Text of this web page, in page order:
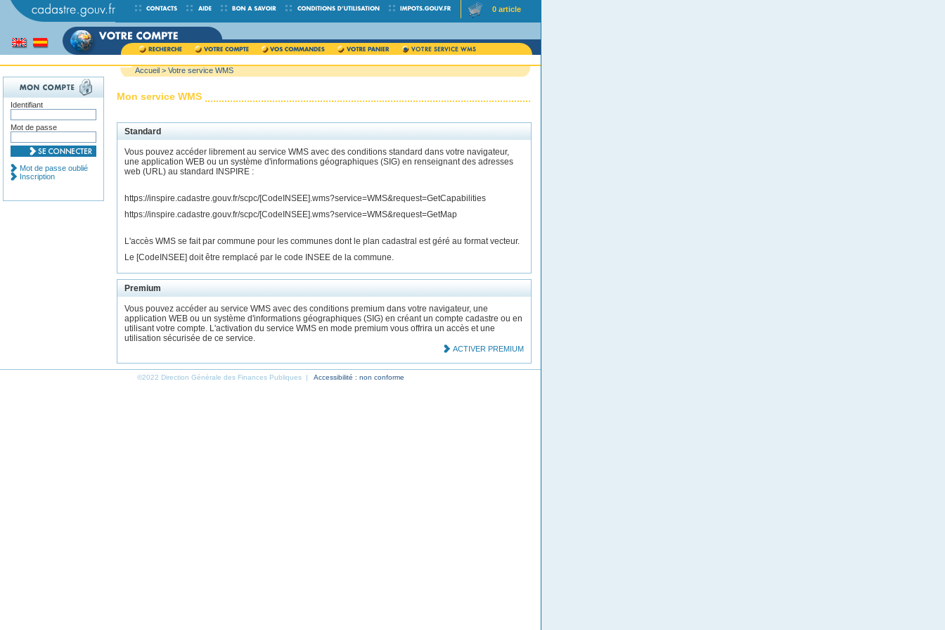
Accueil > Votre service WMS
Mon service WMS
Standard
Vous pouvez accéder librement au service WMS avec des conditions standard dans votre navigateur,
une application WEB ou un système d'informations géographiques (SIG) en renseignant des adresses
web (URL) au standard INSPIRE :
https://inspire.cadastre.gouv.fr/scpc/[CodeINSEE].wms?service=WMS&request=GetCapabilities
https://inspire.cadastre.gouv.fr/scpc/[CodeINSEE].wms?service=WMS&request=GetMap
L'accès WMS se fait par commune pour les communes dont le plan cadastral est géré au format vecteur.
Le [CodeINSEE] doit être remplacé par le code INSEE de la commune.
Premium
Vous pouvez accéder au service WMS avec des conditions premium dans votre navigateur, une
application WEB ou un système d'informations géographiques (SIG) en créant un compte cadastre ou en
utilisant votre compte. L'activation du service WMS en mode premium vous offrira un accès et une
utilisation sécurisée de ce service.
ACTIVER PREMIUM
0 article
Identifiant
Mot de passe
Mot de passe oublié
Inscription
©2022 Direction Générale des Finances Publiques | Accessibilité : non conforme